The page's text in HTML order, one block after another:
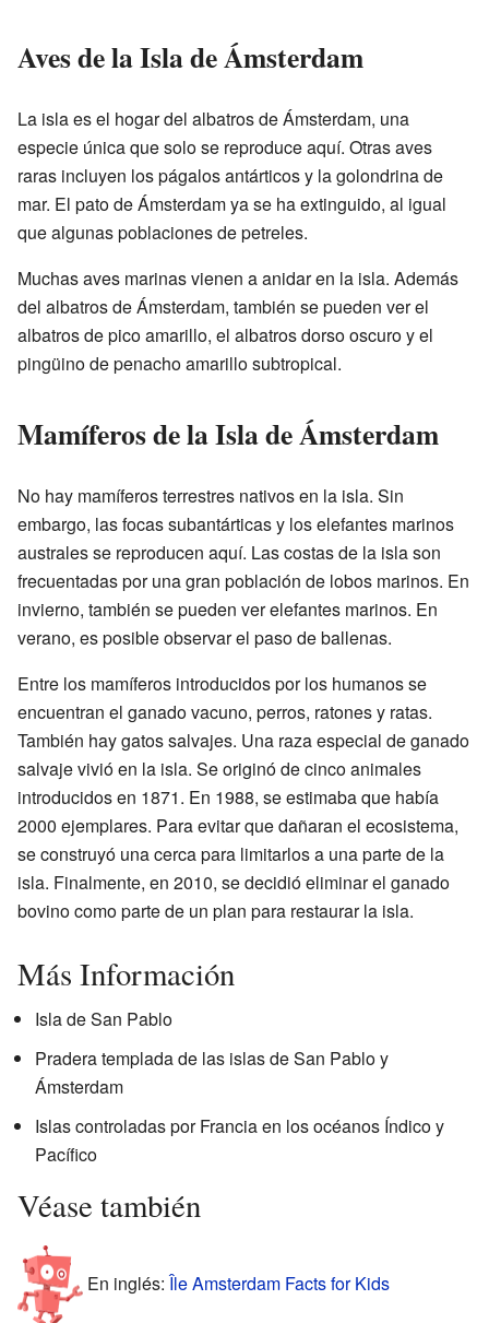
Aves de la Isla de Ámsterdam
La isla es el hogar del albatros de Ámsterdam, una
especie única que solo se reproduce aquí. Otras aves
raras incluyen los págalos antárticos y la golondrina de
mar. El pato de Ámsterdam ya se ha extinguido, al igual
que algunas poblaciones de petreles.
Muchas aves marinas vienen a anidar en la isla. Además
del albatros de Ámsterdam, también se pueden ver el
albatros de pico amarillo, el albatros dorso oscuro y el
pingüino de penacho amarillo subtropical.
Mamíferos de la Isla de Ámsterdam
No hay mamíferos terrestres nativos en la isla. Sin
embargo, las focas subantárticas y los elefantes marinos
australes se reproducen aquí. Las costas de la isla son
frecuentadas por una gran población de lobos marinos. En
invierno, también se pueden ver elefantes marinos. En
verano, es posible observar el paso de ballenas.
Entre los mamíferos introducidos por los humanos se
encuentran el ganado vacuno, perros, ratones y ratas.
También hay gatos salvajes. Una raza especial de ganado
salvaje vivió en la isla. Se originó de cinco animales
introducidos en 1871. En 1988, se estimaba que había
2000 ejemplares. Para evitar que dañaran el ecosistema,
se construyó una cerca para limitarlos a una parte de la
isla. Finalmente, en 2010, se decidió eliminar el ganado
bovino como parte de un plan para restaurar la isla.
Más Información
Isla de San Pablo
Pradera templada de las islas de San Pablo y
Ámsterdam
Islas controladas por Francia en los océanos Índico y
Pacífico
Véase también
En inglés: Île Amsterdam Facts for Kids